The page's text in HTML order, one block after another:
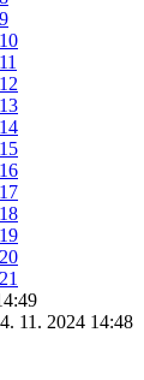
4. 11. 2024 14:48